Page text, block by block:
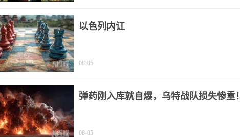
以色列内讧
08-05
弹药刚入库就自爆，乌特战队损失惨重！
08-05